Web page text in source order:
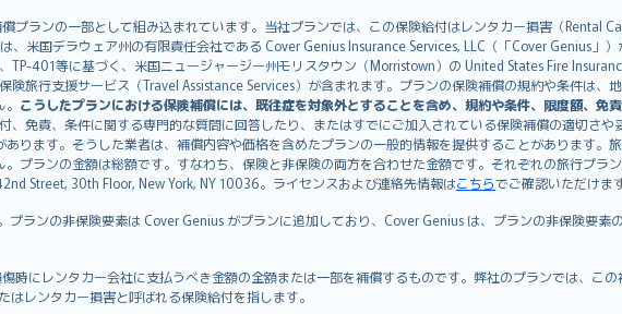
プランの一部として組み込まれています。当社プランでは、この保険給付はレンタカー損害（Rental
米国デラウェア州の有限責任会社である Cover Genius Insurance Services, LLC（「Cover Genius」
401等に基づく、米国ニュージャージー州モリスタウン（Morristown）の United States Fire
旅行支援サービス（Travel Assistance Services）が含まれます。プランの保険補償の規約や条件は、
こうしたプランにおける保険補償には、既往症を対象外とすることを含め、規約や条件、限度額、免責
免責、条件に関する専門的な質問に回答したり、またはすでにご加入されている保険補償の適切さや
ります。そうした業者は、補償内容や価格を含めたプランの一般的情報を提供することがあります。
プランの金額は総額です。すなわち、保険と非保険の両方を合わせた金額です。それぞれの旅行プラ
Street, 30th Floor, New York, NY 10036。ライセンスおよび連絡先情報はこちらでご確認いただけま
ランの非保険要素は Cover Genius がプランに追加しており、Cover Genius は、プランの非保険要素
時にレンタカー会社に支払うべき金額の全額または一部を補償するものです。弊社のプランでは、こ
レンタカー損害と呼ばれる保険給付を指します。